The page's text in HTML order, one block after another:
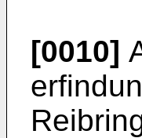
[0010]